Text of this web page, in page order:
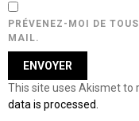
PRÉVENEZ-MOI DE
MAIL.
This site uses Akismet to
data is processed.